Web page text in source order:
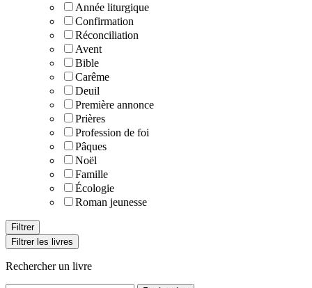
Année liturgique
Confirmation
Réconciliation
Avent
Bible
Carême
Deuil
Première annonce
Prières
Profession de foi
Pâques
Noël
Famille
Écologie
Roman jeunesse
Filtrer les livres
Rechercher un livre